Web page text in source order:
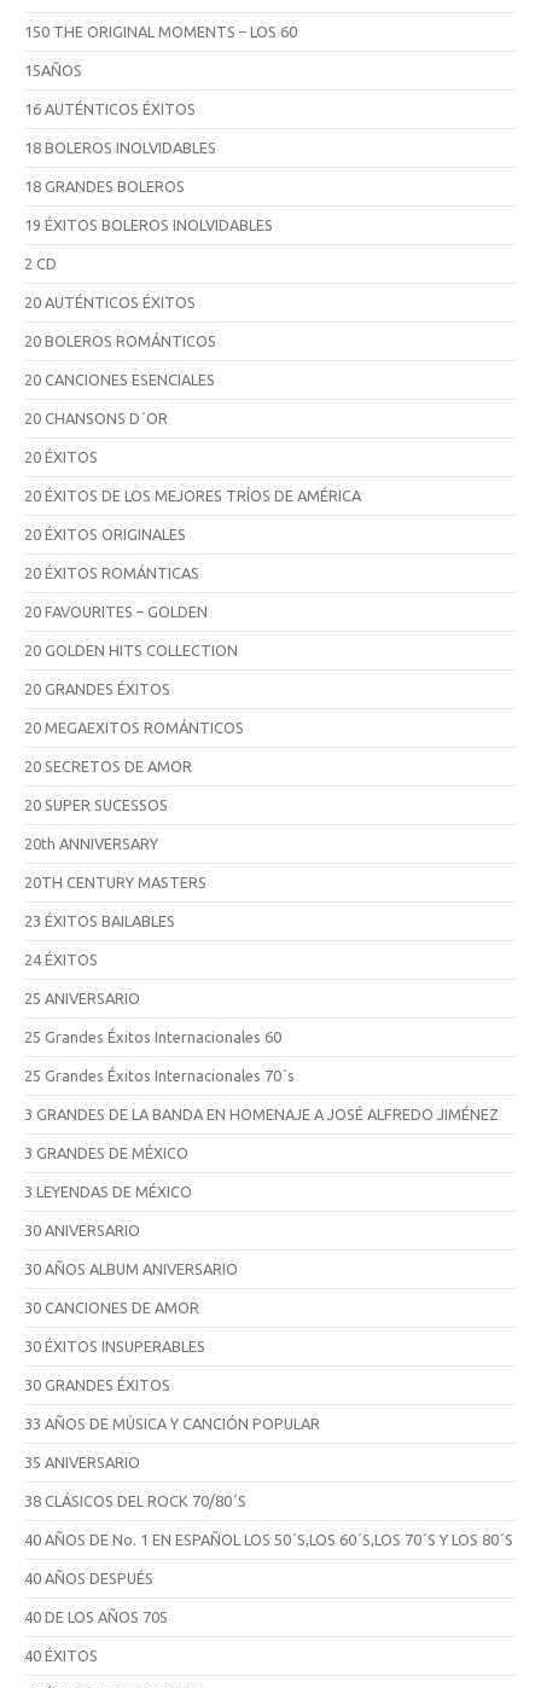
150 THE ORIGINAL MOMENTS – LOS 60
15AÑOS
16 AUTÉNTICOS ÉXITOS
18 BOLEROS INOLVIDABLES
18 GRANDES BOLEROS
19 ÉXITOS BOLEROS INOLVIDABLES
2 CD
20 AUTÉNTICOS ÉXITOS
20 BOLEROS ROMÁNTICOS
20 CANCIONES ESENCIALES
20 CHANSONS D´OR
20 ÉXITOS
20 ÉXITOS DE LOS MEJORES TRÍOS DE AMÉRICA
20 ÉXITOS ORIGINALES
20 ÉXITOS ROMÁNTICAS
20 FAVOURITES – GOLDEN
20 GOLDEN HITS COLLECTION
20 GRANDES ÉXITOS
20 MEGAEXITOS ROMÁNTICOS
20 SECRETOS DE AMOR
20 SUPER SUCESSOS
20th ANNIVERSARY
20TH CENTURY MASTERS
23 ÉXITOS BAILABLES
24 ÉXITOS
25 ANIVERSARIO
25 Grandes Éxitos Internacionales 60
25 Grandes Éxitos Internacionales 70´s
3 GRANDES DE LA BANDA EN HOMENAJE A JOSÉ ALFREDO JIMÉNEZ
3 GRANDES DE MÉXICO
3 LEYENDAS DE MÉXICO
30 ANIVERSARIO
30 AÑOS ALBUM ANIVERSARIO
30 CANCIONES DE AMOR
30 ÉXITOS INSUPERABLES
30 GRANDES ÉXITOS
33 AÑOS DE MÚSICA Y CANCIÓN POPULAR
35 ANIVERSARIO
38 CLÁSICOS DEL ROCK 70/80´S
40 AÑOS DE No. 1 EN ESPAÑOL LOS 50´S,LOS 60´S,LOS 70´S Y LOS 80´S
40 AÑOS DESPUÉS
40 DE LOS AÑOS 70S
40 ÉXITOS